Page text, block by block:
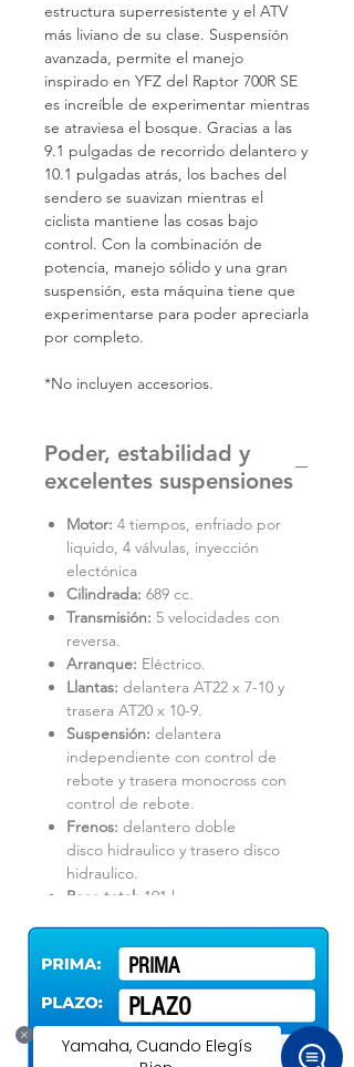
estructura superresistente y el ATV
más liviano de su clase. Suspensión
avanzada, permite el manejo
inspirado en YFZ del Raptor 700R SE
es increíble de experimentar mientras
se atraviesa el bosque. Gracias a las
9.1 pulgadas de recorrido delantero y
10.1 pulgadas atrás, los baches del
sendero se suavizan mientras el
ciclista mantiene las cosas bajo
control. Con la combinación de
potencia, manejo sólido y una gran
suspensión, esta máquina tiene que
experimentarse para poder apreciarla
por completo.
*No incluyen accesorios.
Poder, estabilidad y
excelentes suspensiones
Motor: 4 tiempos, enfriado por
liquido, 4 válvulas, inyección
electónica
Cilindrada: 689 cc.
Transmisión: 5 velocidades con
reversa.
Arranque: Eléctrico.
Llantas: delantera AT22 x 7-10 y
trasera AT20 x 10-9.
Suspensión: delantera
independiente con control de
rebote y trasera monocross con
control de rebote.
Frenos: delantero doble
disco hidraulico y trasero disco
hidraulico.
Peso total: 191 kg.
0
PLAZO
PRIMA
*